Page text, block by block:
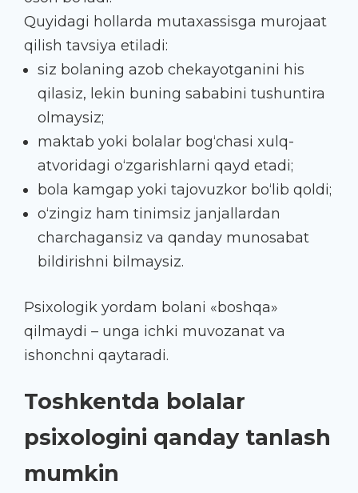
Quyidagi hollarda mutaxassisga murojaat
qilish tavsiya etiladi:
siz bolaning azob chekayotganini his
qilasiz, lekin buning sababini tushuntira
olmaysiz;
maktab yoki bolalar bog‘chasi xulq-
atvoridagi o‘zgarishlarni qayd etadi;
bola kamgap yoki tajovuzkor bo‘lib qoldi;
o‘zingiz ham tinimsiz janjallardan
charchagansiz va qanday munosabat
bildirishni bilmaysiz.
Psixologik yordam bolani «boshqa»
qilmaydi – unga ichki muvozanat va
ishonchni qaytaradi.
Toshkentda bolalar
psixologini qanday tanlash
mumkin